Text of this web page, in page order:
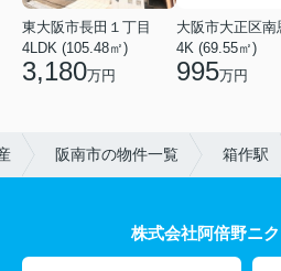
東大阪市長田１丁目
4LDK (105.48㎡)
3,180万円
4K (69.55㎡)
995万円
阪南市の物件一覧 箱作駅
株式会社阿倍野ニ